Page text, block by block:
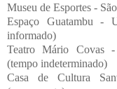
Museu de Esportes -
Espaço Guatambu -
informado)
Teatro Mário Covas -
(tempo indeterminado)
Casa de Cultura